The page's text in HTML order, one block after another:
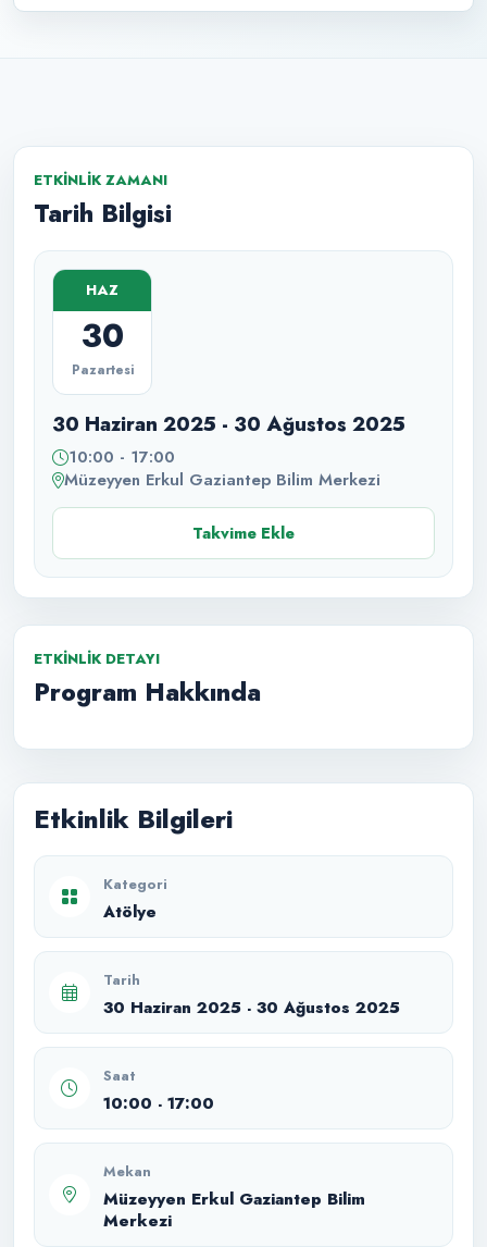
ETKINLIK ZAMANI
Tarih Bilgisi
HAZ
30
Pazartesi
30 Haziran 2025 - 30 Ağustos 2025
10:00 - 17:00
Müzeyyen Erkul Gaziantep Bilim Merkezi
Takvime Ekle
ETKINLIK DETAYI
Program Hakkında
Etkinlik Bilgileri
Kategori
Atölye
Tarih
30 Haziran 2025 - 30 Ağustos 2025
Saat
10:00 - 17:00
Mekan
Müzeyyen Erkul Gaziantep Bilim
Merkezi